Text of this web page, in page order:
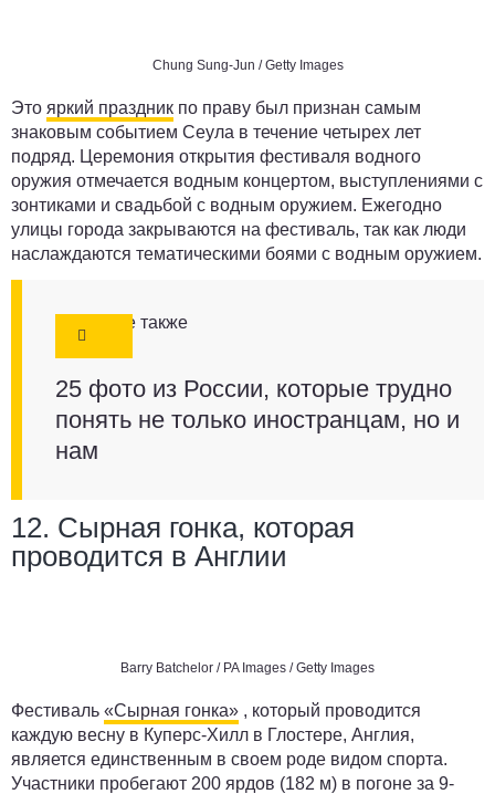
Chung Sung-Jun / Getty Images
Это яркий праздник по праву был признан самым
знаковым событием Сеула в течение четырех лет
подряд. Церемония открытия фестиваля водного
оружия отмечается водным концертом, выступлениями с
зонтиками и свадьбой с водным оружием. Ежегодно
улицы города закрываются на фестиваль, так как люди
наслаждаются тематическими боями с водным оружием.
Смотрите также
25 фото из России, которые трудно
понять не только иностранцам, но и
нам
12. Сырная гонка, которая
проводится в Англии
Barry Batchelor / PA Images / Getty Images
Фестиваль «Сырная гонка» , который проводится
каждую весну в Куперс-Хилл в Глостере, Англия,
является единственным в своем роде видом спорта.
Участники пробегают 200 ярдов (182 м) в погоне за 9-